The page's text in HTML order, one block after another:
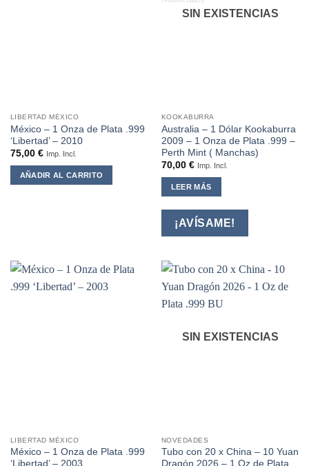
LIBERTAD MÉXICO
México – 1 Onza de Plata .999
‘Libertad’ – 2010
75,00 € Imp. Incl.
AÑADIR AL CARRITO
SIN EXISTENCIAS
KOOKABURRA
Australia – 1 Dólar Kookaburra
2009 – 1 Onza de Plata .999 –
Perth Mint ( Manchas)
70,00 € Imp. Incl.
LEER MÁS
¡AVÍSAME!
LIBERTAD MÉXICO
México – 1 Onza de Plata .999
‘Libertad’ – 2003
SIN EXISTENCIAS
NOVEDADES
Tubo con 20 x China – 10 Yuan
Dragón 2026 – 1 Oz de Plata